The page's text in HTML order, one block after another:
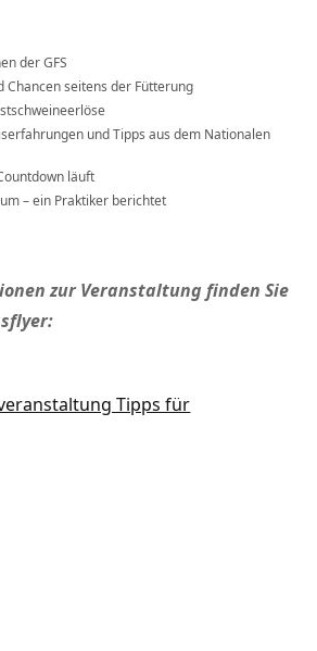
der GFS
Chancen seitens der Fütterung
und Tipps aus dem Nationalen
läuft
– ein Praktiker berichtet
zur Veranstaltung finden Sie
Tipps für